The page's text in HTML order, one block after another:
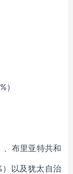
布里亚特共和
以及犹太自治